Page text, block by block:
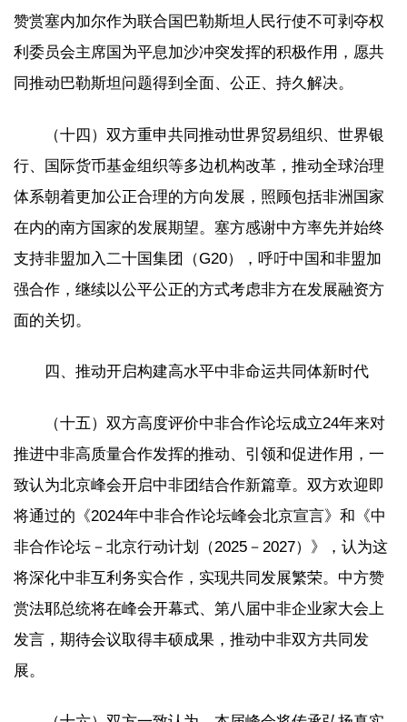
赞赏塞内加尔作为联合国巴勒斯坦人民行使不可剥夺权
利委员会主席国为平息加沙冲突发挥的积极作用，愿共
同推动巴勒斯坦问题得到全面、公正、持久解决。
（十四）双方重申共同推动世界贸易组织、世界银
行、国际货币基金组织等多边机构改革，推动全球治理
体系朝着更加公正合理的方向发展，照顾包括非洲国家
在内的南方国家的发展期望。塞方感谢中方率先并始终
支持非盟加入二十国集团（G20），呼吁中国和非盟加
强合作，继续以公平公正的方式考虑非方在发展融资方
面的关切。
四、推动开启构建高水平中非命运共同体新时代
（十五）双方高度评价中非合作论坛成立24年来对
推进中非高质量合作发挥的推动、引领和促进作用，一
致认为北京峰会开启中非团结合作新篇章。双方欢迎即
将通过的《2024年中非合作论坛峰会北京宣言》和《中
非合作论坛－北京行动计划（2025－2027）》，认为这
将深化中非互利务实合作，实现共同发展繁荣。中方赞
赏法耶总统将在峰会开幕式、第八届中非企业家大会上
发言，期待会议取得丰硕成果，推动中非双方共同发
展。